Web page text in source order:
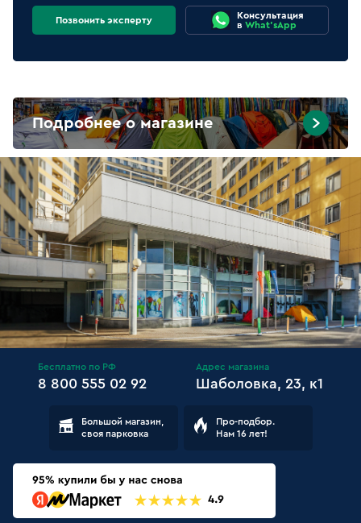
Позвонить эксперту
Консультация
в What'sApp
Подробнее о магазине
Бесплатно по РФ
8 800 555 02 92
Адрес магазина
Шаболовка, 23, к1
Большой магазин,
своя парковка
Про-подбор.
Нам 16 лет!